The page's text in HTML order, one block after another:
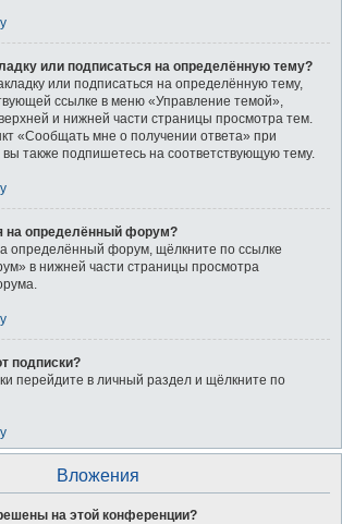
или подписаться на определённую тему?
или подписаться на определённую тему,
ссылке в меню «Управление темой»,
и нижней части страницы просмотра тем.
«Сообщать мне о получении ответа» при
также подпишетесь на соответствующую тему.
на определённый форум?
определённый форум, щёлкните по ссылке
в нижней части страницы просмотра
подписки?
перейдите в личный раздел и щёлкните по
Вложения
на этой конференции?